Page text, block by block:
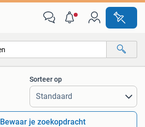
Alle afstanden…
Sorteer op
Bewaar je zoekopdracht